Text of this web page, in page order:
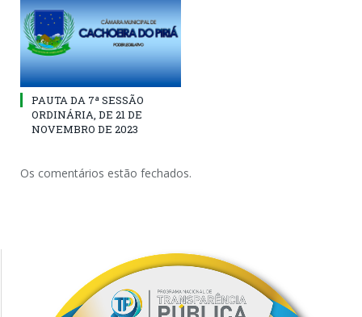
PAUTA DA 7ª SESSÃO
ORDINÁRIA, DE 21 DE
NOVEMBRO DE 2023
Os comentários estão fechados.